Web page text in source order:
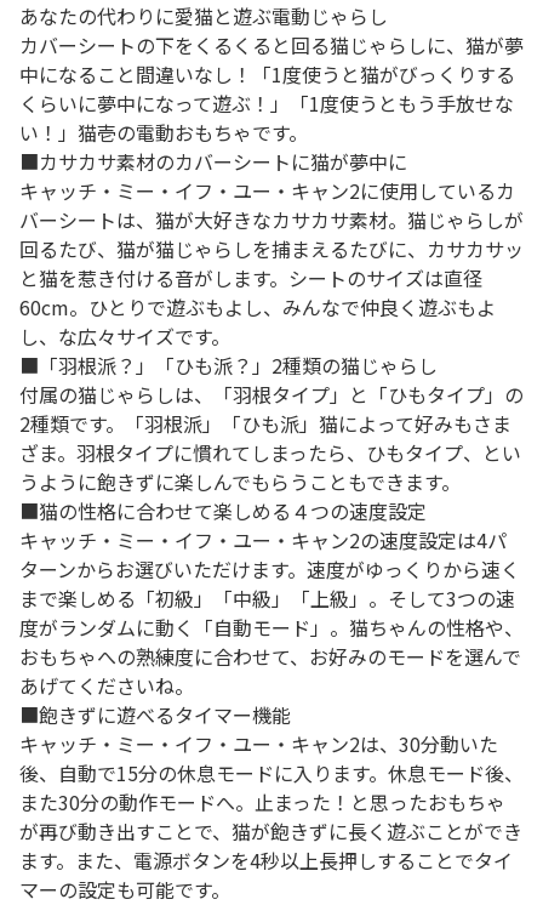
あなたの代わりに愛猫と遊ぶ電動じゃらし
カバーシートの下をくるくると回る猫じゃらしに、猫が夢
中になること間違いなし！「1度使うと猫がびっくりする
くらいに夢中になって遊ぶ！」「1度使うともう手放せな
い！」猫壱の電動おもちゃです。
■カサカサ素材のカバーシートに猫が夢中に
キャッチ・ミー・イフ・ユー・キャン2に使用しているカ
バーシートは、猫が大好きなカサカサ素材。猫じゃらしが
回るたび、猫が猫じゃらしを捕まえるたびに、カサカサッ
と猫を惹き付ける音がします。シートのサイズは直径
60cm。ひとりで遊ぶもよし、みんなで仲良く遊ぶもよ
し、な広々サイズです。
■「羽根派？」「ひも派？」2種類の猫じゃらし
付属の猫じゃらしは、「羽根タイプ」と「ひもタイプ」の
2種類です。「羽根派」「ひも派」猫によって好みもさま
ざま。羽根タイプに慣れてしまったら、ひもタイプ、とい
うように飽きずに楽しんでもらうこともできます。
■猫の性格に合わせて楽しめる４つの速度設定
キャッチ・ミー・イフ・ユー・キャン2の速度設定は4パ
ターンからお選びいただけます。速度がゆっくりから速く
まで楽しめる「初級」「中級」「上級」。そして3つの速
度がランダムに動く「自動モード」。猫ちゃんの性格や、
おもちゃへの熟練度に合わせて、お好みのモードを選んで
あげてくださいね。
■飽きずに遊べるタイマー機能
キャッチ・ミー・イフ・ユー・キャン2は、30分動いた
後、自動で15分の休息モードに入ります。休息モード後、
また30分の動作モードへ。止まった！と思ったおもちゃ
が再び動き出すことで、猫が飽きずに長く遊ぶことができ
ます。また、電源ボタンを4秒以上長押しすることでタイ
マーの設定も可能です。